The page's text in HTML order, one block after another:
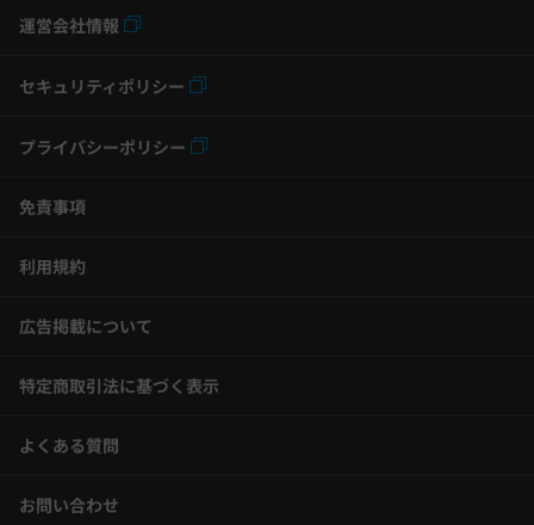
運営会社情報
セキュリティポリシー
プライバシーポリシー
免責事項
利用規約
広告掲載について
特定商取引法に基づく表示
よくある質問
お問い合わせ